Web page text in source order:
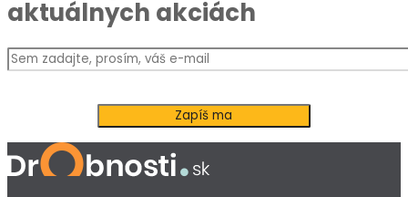
aktuálnych akciách